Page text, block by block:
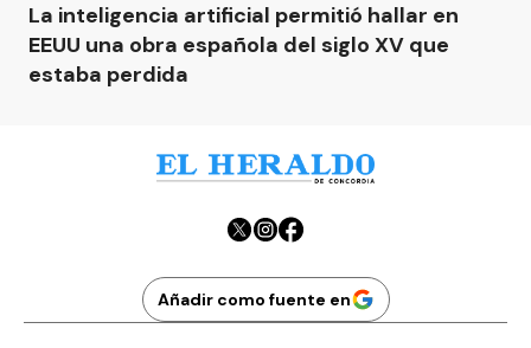
La inteligencia artificial permitió hallar en
EEUU una obra española del siglo XV que
estaba perdida
Añadir como fuente en